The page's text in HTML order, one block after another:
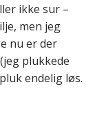
ikke sur –
men jeg
nu er der
plukkede
endelig løs.